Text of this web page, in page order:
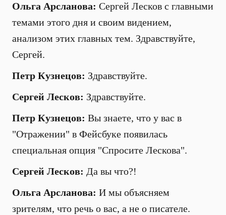
Ольга Арсланова: Сергей Лесков с главными
темами этого дня и своим видением,
анализом этих главных тем. Здравствуйте,
Сергей.
Петр Кузнецов: Здравствуйте.
Сергей Лесков: Здравствуйте.
Петр Кузнецов: Вы знаете, что у вас в
"Отражении" в Фейсбуке появилась
специальная опция "Спросите Лескова".
Сергей Лесков: Да вы что?!
Ольга Арсланова: И мы объясняем
зрителям, что речь о вас, а не о писателе.